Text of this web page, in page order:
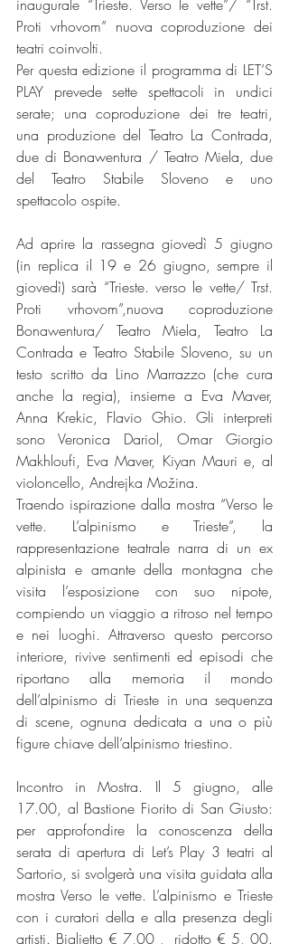
inaugurale “Trieste. Verso le vette”/ “Trst.
Proti vrhovom” nuova coproduzione dei
teatri coinvolti.
Per questa edizione il programma di LET’S
PLAY prevede sette spettacoli in undici
serate; una coproduzione dei tre teatri,
una produzione del Teatro La Contrada,
due di Bonawentura / Teatro Miela, due
del Teatro Stabile Sloveno e uno
spettacolo ospite.
Ad aprire la rassegna giovedì 5 giugno
(in replica il 19 e 26 giugno, sempre il
giovedì) sarà “Trieste. verso le vette/ Trst.
Proti vrhovom”,nuova coproduzione
Bonawentura/ Teatro Miela, Teatro La
Contrada e Teatro Stabile Sloveno, su un
testo scritto da Lino Marrazzo (che cura
anche la regia), insieme a Eva Maver,
Anna Krekic, Flavio Ghio. Gli interpreti
sono Veronica Dariol, Omar Giorgio
Makhloufi, Eva Maver, Kiyan Mauri e, al
violoncello, Andrejka Možina.
Traendo ispirazione dalla mostra “Verso le
vette. L’alpinismo e Trieste”, la
rappresentazione teatrale narra di un ex
alpinista e amante della montagna che
visita l’esposizione con suo nipote,
compiendo un viaggio a ritroso nel tempo
e nei luoghi. Attraverso questo percorso
interiore, rivive sentimenti ed episodi che
riportano alla memoria il mondo
dell’alpinismo di Trieste in una sequenza
di scene, ognuna dedicata a una o più
figure chiave dell’alpinismo triestino.
Incontro in Mostra. Il 5 giugno, alle
17.00, al Bastione Fiorito di San Giusto:
per approfondire la conoscenza della
serata di apertura di Let’s Play 3 teatri al
Sartorio, si svolgerà una visita guidata alla
mostra Verso le vette. L’alpinismo e Trieste
con i curatori della e alla presenza degli
artisti. Biglietto € 7,00 ,  ridotto € 5, 00.